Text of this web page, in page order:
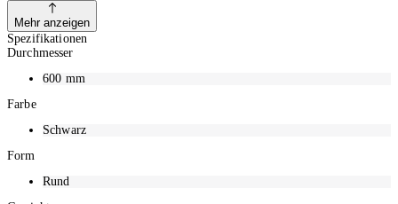
Mehr anzeigen
Spezifikationen
Durchmesser
600 mm
Farbe
Schwarz
Form
Rund